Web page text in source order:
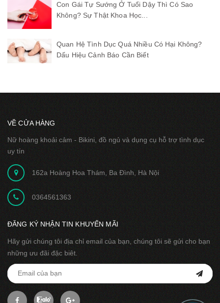
Con Gái Tự Sướng Ở Tuổi Dậy Thì Có Sao
Không? Sự Thật Khoa Học...
Quan Hệ Tình Dục Quá Nhiều Có Hại Không?
Dấu Hiệu Cảnh Báo Cần Biết
VỀ CỬA HÀNG
Nữ hoàng khoải cảm - Bikini, đồ ngủ và dụng cụ hỗ trợ tình dục
uy tín
162a Hoàng Hoa Thám, Ba Đình, Hà Nội
0364561363
ĐĂNG KÝ NHẬN TIN KHUYẾN MÃI
Hãy gửi chúng tôi địa chỉ email của bạn, chúng tôi sẽ gửi cho bạn
những ưu đãi đặc biêt.